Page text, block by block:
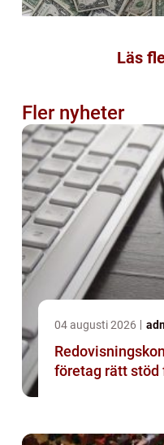
Läs
Fler nyheter
04 augusti 2026
företag rätt stöd